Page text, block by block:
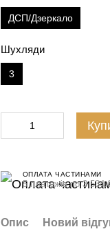
ДСП/Дзеркало
Шухляди
3
ОПЛАТА ЧАСТИНАМИ
5 платежів по 3
Опис Новий